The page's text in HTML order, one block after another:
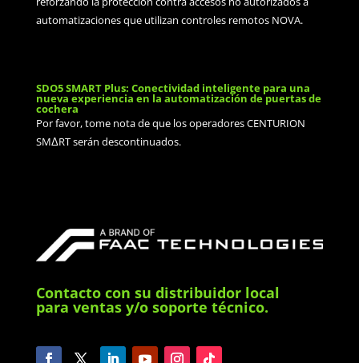
automatizaciones que utilizan controles remotos NOVA.
SDO5 SMART Plus: Conectividad inteligente para una
nueva experiencia en la automatización de puertas de
cochera
Por favor, tome nota de que los operadores CENTURION
SMΔRT serán descontinuados.
Contacto con su distribuidor local
para ventas y/o soporte técnico.